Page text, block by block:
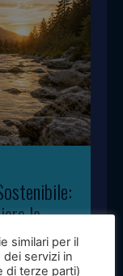
le
alla
similari per il
dei servizi in
di terze parti)